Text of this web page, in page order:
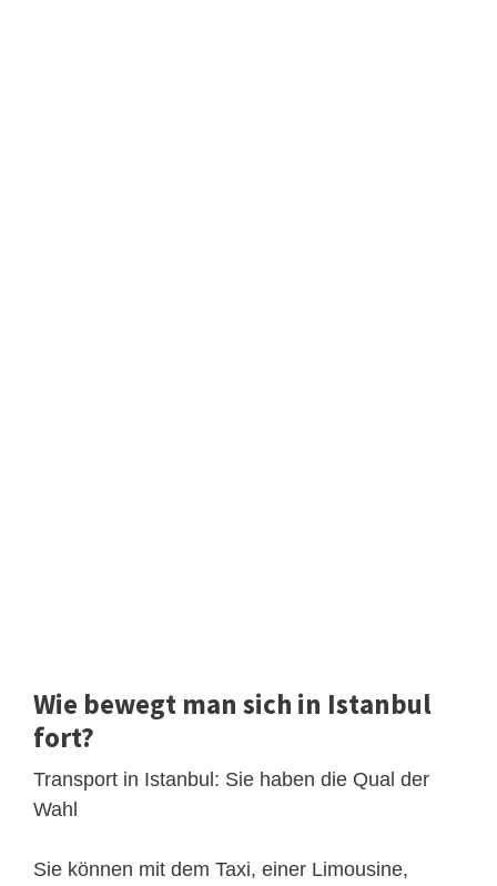
Wie bewegt man sich in Istanbul
fort?
Transport in Istanbul: Sie haben die Qual der
Wahl
Sie können mit dem Taxi, einer Limousine,